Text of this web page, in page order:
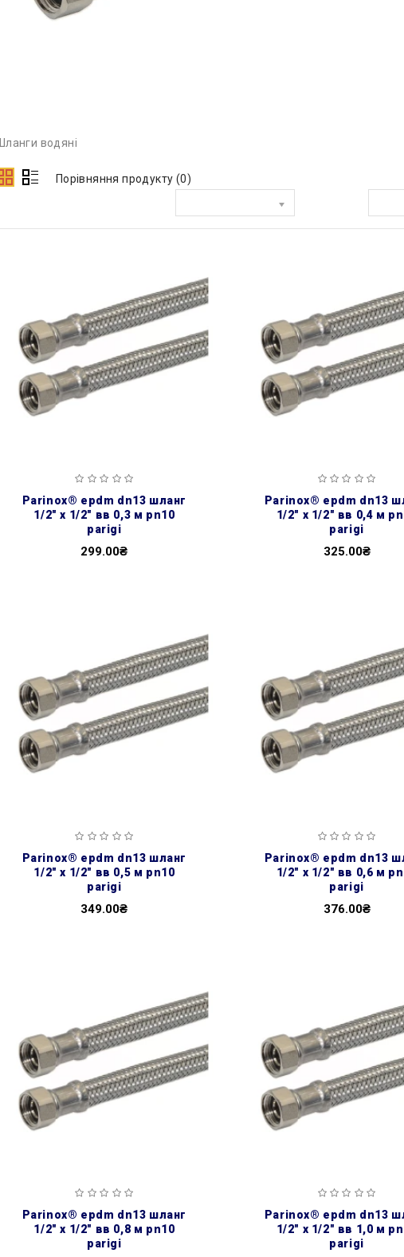
Шланги водяні
Порівняння продукту (0)
parinox® epdm dn13 шланг
1/2″ х 1/2″ вв 0,3 м pn10
parigi
299.00₴
parinox® epdm dn13 шланг
1/2″ х 1/2″ вв 0,4 м
parigi
325.00₴
parinox® epdm dn13 шланг
1/2″ х 1/2″ вв 0,5 м pn10
parigi
349.00₴
parinox® epdm dn13 шланг
1/2″ х 1/2″ вв 0,6 м
parigi
376.00₴
parinox® epdm dn13 шланг
1/2″ х 1/2″ вв 0,8 м pn10
parigi
parinox® epdm dn13 шланг
1/2″ х 1/2″ вв 1,0 м
parigi